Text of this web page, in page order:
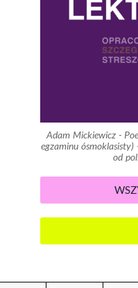
Adam Mickiewicz -
egzaminu
od